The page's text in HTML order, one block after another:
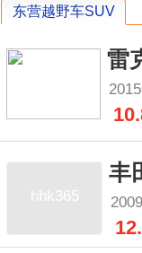
东营越野车SUV
雷
hhk365
丰